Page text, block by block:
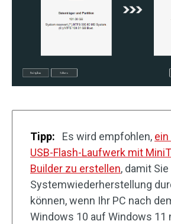
Tipp: Es wird empfohlen,
USB-Flash-Laufwerk mit
Builder zu erstellen, damit
Systemwiederherstellung
können, wenn Ihr PC nach
Windows 10 auf Windows 11